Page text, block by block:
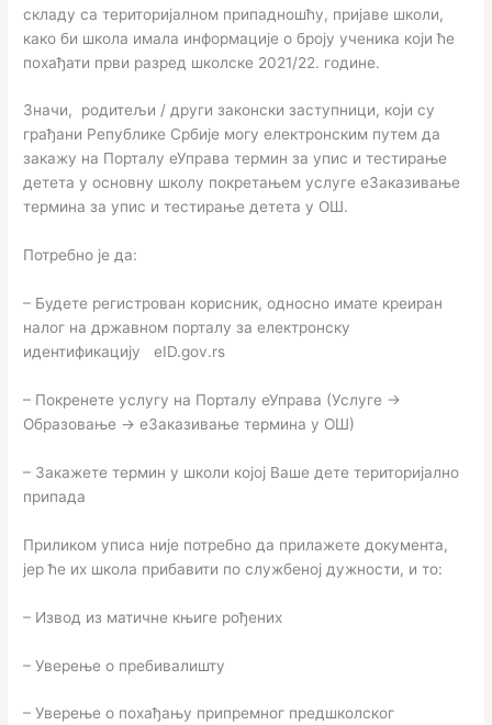
складу са територијалном припадношћу, пријаве школи,
како би школа имала информације о броју ученика који ће
похађати први разред школске 2021/22. године.
Значи, родитељи / други законски заступници, који су
грађани Републике Србије могу електронским путем да
закажу на Порталу еУправа термин за упис и тестирање
детета у основну школу покретањем услуге еЗаказивање
термина за упис и тестирање детета у ОШ.
Потребно је да:
– Будете регистрован корисник, односно имате креиран
налог на државном порталу за електронску
идентификацију eID.gov.rs
– Покренете услугу на Порталу еУправа (Услуге →
Образовање → еЗаказивање термина у ОШ)
– Закажете термин у школи којој Ваше дете територијално
припада
Приликом уписа није потребно да прилажете документа,
јер ће их школа прибавити по службеној дужности, и то:
– Извод из матичне књиге рођених
– Уверење о пребивалишту
– Уверење о похађању припремног предшколског